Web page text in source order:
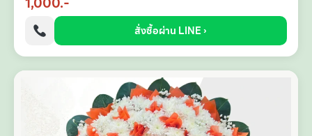
สั่งซื้อผ่าน LINE ›